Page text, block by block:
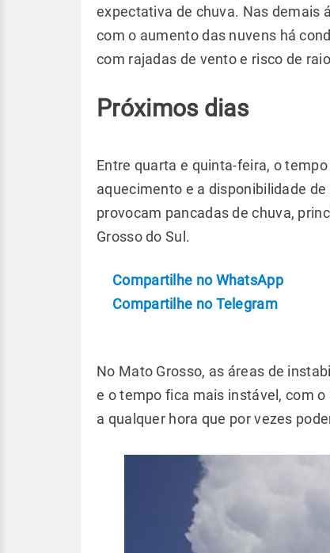
expectativa de chuva. Nas demais
com o aumento das nuvens há
com rajadas de vento e risco de
Próximos dias
Entre quarta e quinta-feira, o
aquecimento e a disponibilidade
provocam pancadas de chuva,
Grosso do Sul.
Compartilhe no WhatsApp
Compartilhe no Telegram
No Mato Grosso, as áreas de
e o tempo fica mais instável, com
a qualquer hora que por vezes